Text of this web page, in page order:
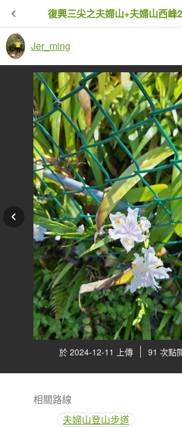
復興三尖之夫婦山+夫婦山西峰
Jer_ming
於 2024-12-11 上傳 91 次點
相關路線
夫婦山登山步道